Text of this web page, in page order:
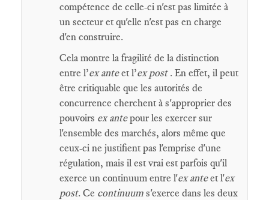
compétence de celle-ci n'est pas limitée à
un secteur et qu'elle n'est pas en charge
d'en construire.
Cela montre la fragilité de la distinction
entre l’ex anteet l’ex post . En effet, il peut
être critiquable que les autorités de
concurrence cherchent à s'approprier des
pouvoirs ex antepour les exercer sur
l'ensemble des marchés, alors même que
ceux-ci ne justifient pas l'emprise d'une
régulation, mais il est vrai est parfois qu'il
exerce un continuum entre l'ex anteet l'ex
post. Ce continuum s'exerce dans les deux